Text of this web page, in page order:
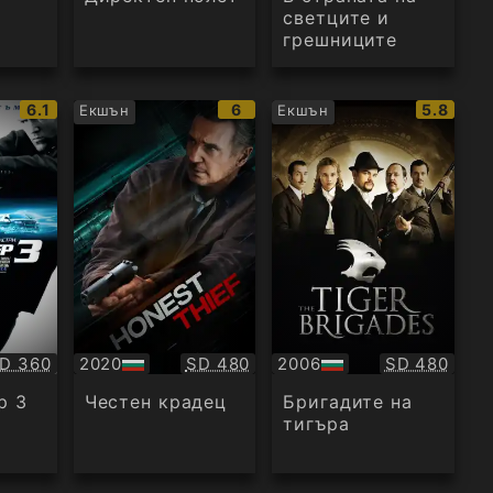
светците и
грешниците
IMDb
рейтинг:
6.1
360
3
Екшън
IMDb
рейтинг:
6
2020
БГ
аудио
Качество:
SD 480
Честен крадец
Екшън
IMDb
5.8
2006
БГ
аудио
Качество:
SD 480
Бригадите на
тигъра